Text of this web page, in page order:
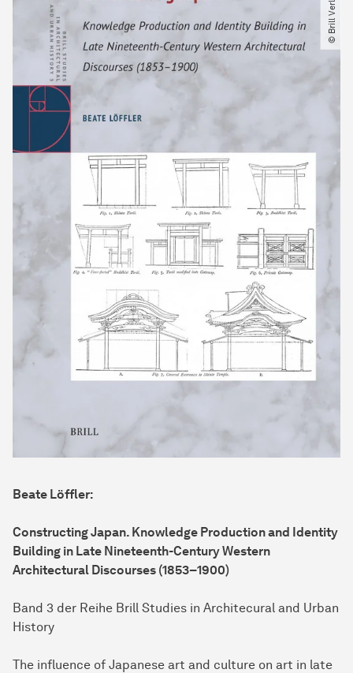
Beate Löffler:
Constructing Japan. Knowledge Production and Identity
Building in Late Nineteenth-Century Western
Architectural Discourses (1853–1900)
Band 3 der Reihe Brill Studies in Architecural and Urban
History
The influence of Japanese art and culture on art in late
© Brill Verlag